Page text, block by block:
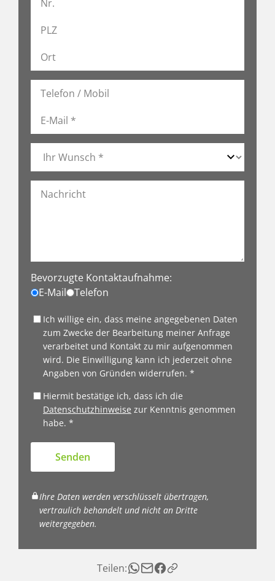
Bevorzugte Kontaktaufnahme:
E-Mail
Telefon
Ich willige ein, dass meine angegebenen Daten
zum Zwecke der Bearbeitung meiner Anfrage
verarbeitet und Kontakt zu mir aufgenommen
wird. Die Einwilligung kann ich jederzeit ohne
Angaben von Gründen widerrufen. *
Hiermit bestätige ich, dass ich die
Datenschutzhinweise zur Kenntnis genommen
habe. *
Senden
Ihre Daten werden verschlüsselt übertragen,
vertraulich behandelt und nicht an Dritte
weitergegeben.
Teilen: